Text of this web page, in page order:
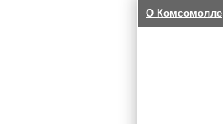
О Комсомолле